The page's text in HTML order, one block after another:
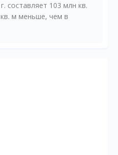
составляет 103 млн кв.
м меньше, чем в